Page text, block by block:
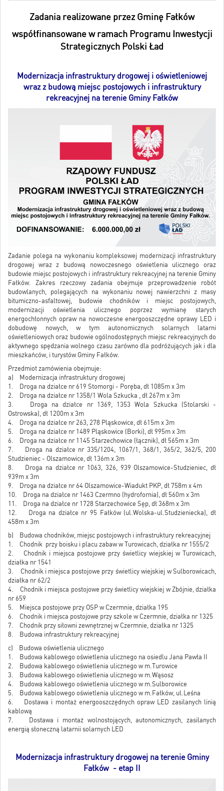
Zadania realizowane przez Gminę Fałków
współfinansowane w ramach Programu Inwestycji
Strategicznych Polski Ład
Modernizacja infrastruktury drogowej i oświetleniowej
wraz z budową miejsc postojowych i infrastruktury
rekreacyjnej na terenie Gminy Fałków
Zadanie polega na wykonaniu kompleksowej modernizacji infrastruktury
drogowej wraz z budową nowoczesnego oświetlenia ulicznego oraz
budowie miejsc postojowych i infrastruktury rekreacyjnej na terenie Gminy
Fałków. Zakres rzeczowy zadania obejmuje przeprowadzenie robót
budowlanych, polegających na wykonaniu nowej nawierzchni z masy
bitumiczno-asfaltowej, budowie chodników i miejsc postojowych,
modernizacji oświetlenia ulicznego poprzez wymianę starych
energochłonnych opraw na nowoczesne energooszczędne oprawy LED i
dobudowę nowych, w tym autonomicznych solarnych latarni
oświetleniowych oraz budowie ogólnodostępnych miejsc rekreacyjnych do
aktywnego spędzania wolnego czasu zarówno dla podróżujących jak i dla
mieszkańców, i turystów Gminy Fałków.
Przedmiot zamówienia obejmuje:
a) Modernizacja infrastruktury drogowej
1. Droga na działce nr 619 Stomorgi - Poręba, dł 1085m x 3m
2. Droga na działce nr 1358/1 Wola Szkucka , dł 267m x 3m
3. Droga na działce nr 1369, 1353 Wola Szkucka (Stolarski -
Ostrowska), dł 1200m x 3m
4. Droga na działce nr 263, 278 Pląskowice, dł 615m x 3m
5. Droga na działce nr 1489 Pląskowice (Borki), dł 995m x 3m
6. Droga na działce nr 1145 Starzechowice (łącznik), dł 565m x 3m
7. Droga na działce nr 335/1204, 1067/1, 368/1, 365/2, 362/5, 200
Studzieniec - Olszamowice, dł 136m x 3m
8. Droga na działce nr 1063, 326, 939 Olszamowice-Studzieniec, dł
939m x 3m
9. Droga na działce nr 64 Olszamowice-Wiadukt PKP, dł 758m x 4m
10. Droga na działce nr 1463 Czermno (hydrofornia), dł 560m x 3m
11. Droga na działce nr 1728 Starzechowice Sęp, dł 368m x 3m
12. Droga na działce nr 95 Fałków (ul.Wolska-ul.Studzieniecka), dł
458m x 3m
b) Budowa chodników, miejsc postojowych i infrastruktury rekreacyjnej
1. Chodnik przy boisku i placu zabaw w Turowicach, działka nr 1555/2
2. Chodnik i miejsca postojowe przy świetlicy wiejskiej w Turowicach,
działka nr 1541
3. Chodnik i miejsca postojowe przy świetlicy wiejskiej w Sulborowicach,
działka nr 62/2
4. Chodnik i miejsca postojowe przy świetlicy wiejskiej w Zbójnie, działka
nr 659
5. Miejsca postojowe przy OSP w Czermnie, działka 195
6. Chodnik i miejsca postojowe przy szkole w Czermnie, działka nr 1325
7. Chodnik przy siłowni zewnętrznej w Czermnie, działka nr 1325
8. Budowa infrastruktury rekreacyjnej
c) Budowa oświetlenia ulicznego
1. Budowa kablowego oświetlenia ulicznego na osiedlu Jana Pawła II
2. Budowa kablowego oświetlenia ulicznego w m.Turowice
3. Budowa kablowego oświetlenia ulicznego w m.Wąsosz
4. Budowa kablowego oświetlenia ulicznego w m.Sulborowice
5. Budowa kablowego oświetlenia ulicznego w m.Fałków, ul.Leśna
6. Dostawa i montaż energooszczędnych opraw LED zasilanych linią
kablową
7. Dostawa i montaż wolnostojących, autonomicznych, zasilanych
energią słoneczną latarnii solarnych LED
Modernizacja infrastruktury drogowej na terenie Gminy
Fałków - etap II